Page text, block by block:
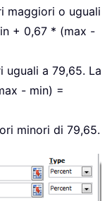
maggiori o uguali
+ 0,67 * (max -
uguali a 79,65. La
- min) =
minori di 79,65.